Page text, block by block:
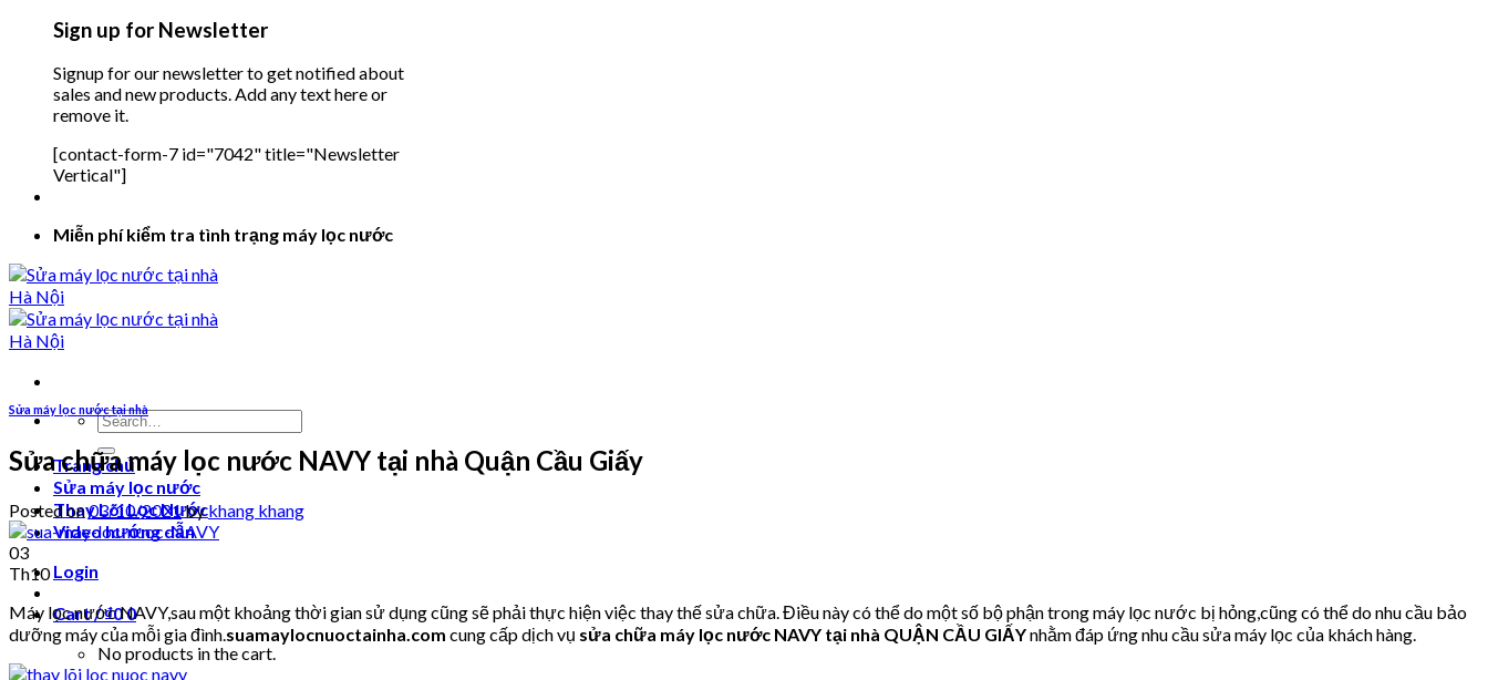
Sign up for Newsletter
Signup for our newsletter to get notified about
sales and new products. Add any text here or
remove it.
[contact-form-7 id="7042" title="Newsletter
Vertical"]
Miễn phí kiểm tra tình trạng máy lọc nước
Search
for:
Trang chủ
Sửa máy lọc nước
Thay Lõi Lọc Nước
Video hướng dẫn
Login
Cart /₫00
No products in the cart.
Sửa máy lọc nước tại nhà
Sửa chữa máy lọc nước NAVY tại nhà Quận Cầu Giấy
Posted on03/10/2021bykhang khang
03
Th10
Máy lọc nước NAVY,sau một khoảng thời gian sử dụng cũng sẽ phải thực hiện việc thay thế sửa chữa. Điều này có thể do một số bộ phận trong máy lọc nước bị hỏng,cũng có thể do nhu cầu bảo
dưỡng máy của mỗi gia đình.suamaylocnuoctainha.com cung cấp dịch vụ sửa chữa máy lọc nước NAVY tại nhà QUẬN CẦU GIẤYnhằm đáp ứng nhu cầu sửa máy lọc của khách hàng.